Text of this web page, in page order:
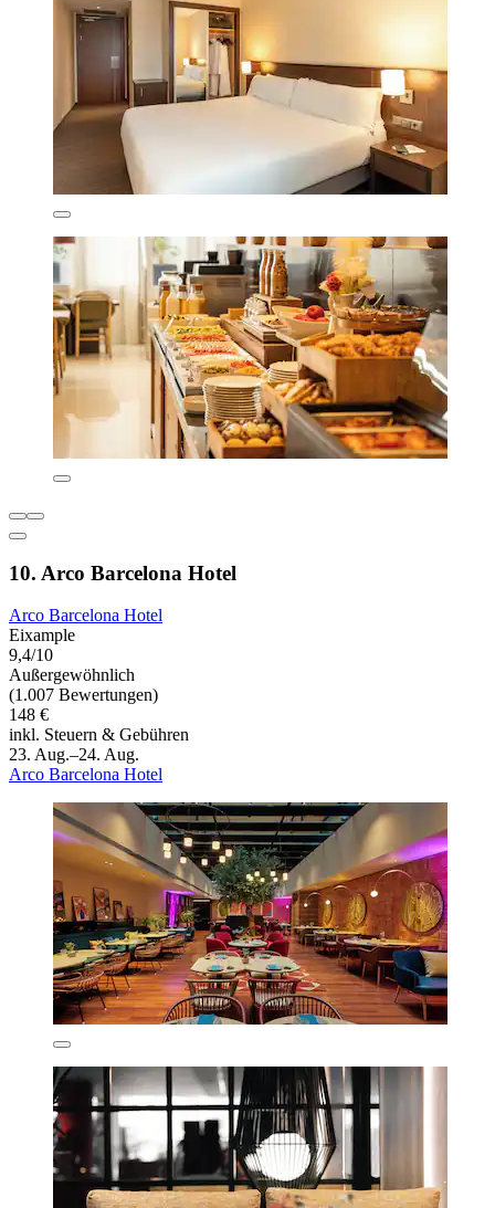
10. Arco Barcelona Hotel
Arco Barcelona Hotel
Eixample
9,4/10
Außergewöhnlich
(1.007 Bewertungen)
148 €
inkl. Steuern & Gebühren
23. Aug.–24. Aug.
Arco Barcelona Hotel